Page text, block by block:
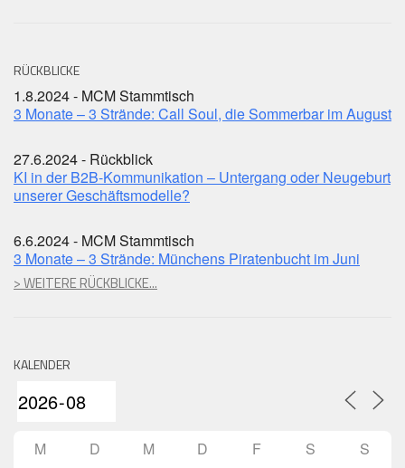
RÜCKBLICKE
1.8.2024 - MCM Stammtisch
3 Monate – 3 Strände: Call Soul, die Sommerbar im August
27.6.2024 - Rückblick
KI in der B2B-Kommunikation – Untergang oder Neugeburt
unserer Geschäftsmodelle?
6.6.2024 - MCM Stammtisch
3 Monate – 3 Strände: Münchens Piratenbucht im Juni
> WEITERE RÜCKBLICKE...
KALENDER
M D M D F S S